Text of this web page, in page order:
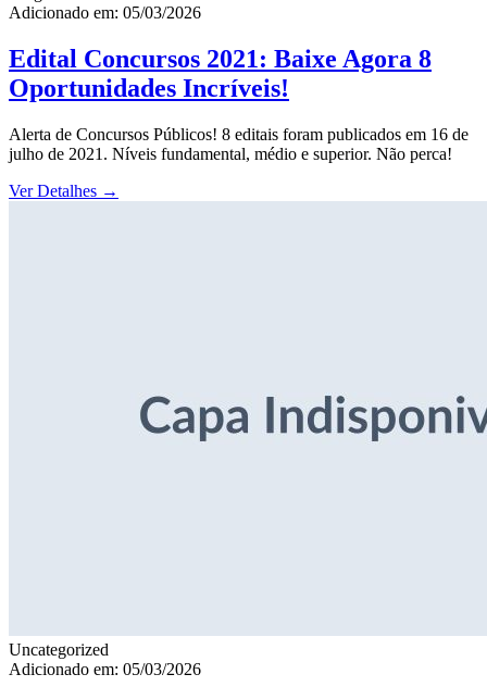
Adicionado em: 05/03/2026
Edital Concursos 2021: Baixe Agora 8
Oportunidades Incríveis!
Alerta de Concursos Públicos! 8 editais foram publicados em 16 de
julho de 2021. Níveis fundamental, médio e superior. Não perca!
Ver Detalhes →
Uncategorized
Adicionado em: 05/03/2026